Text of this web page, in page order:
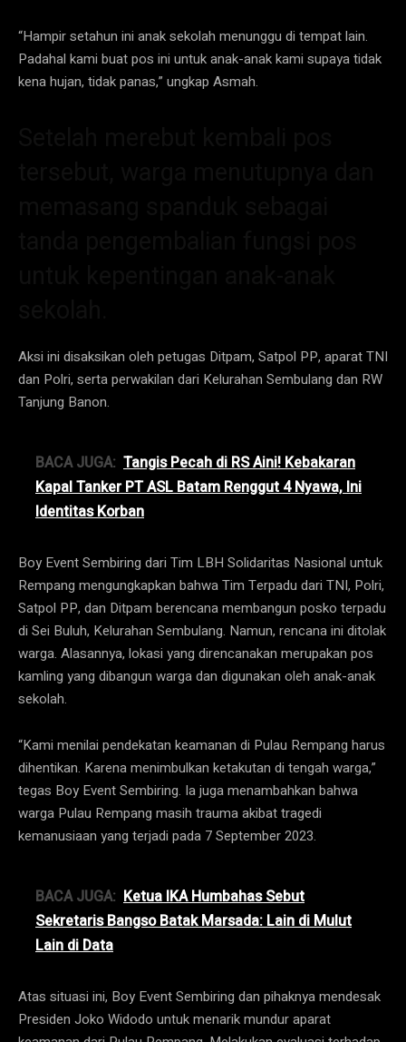
“Hampir setahun ini anak sekolah menunggu di tempat lain.
Padahal kami buat pos ini untuk anak-anak kami supaya tidak
kena hujan, tidak panas,” ungkap Asmah.
Aksi ini disaksikan oleh petugas Ditpam, Satpol PP, aparat TNI
dan Polri, serta perwakilan dari Kelurahan Sembulang dan RW
Tanjung Banon.
BACA JUGA: Tangis Pecah di RS Aini! Kebakaran
Kapal Tanker PT ASL Batam Renggut 4 Nyawa, Ini
Identitas Korban
Boy Event Sembiring dari Tim LBH Solidaritas Nasional untuk
Rempang mengungkapkan bahwa Tim Terpadu dari TNI, Polri,
Satpol PP, dan Ditpam berencana membangun posko terpadu
di Sei Buluh, Kelurahan Sembulang. Namun, rencana ini ditolak
warga. Alasannya, lokasi yang direncanakan merupakan pos
kamling yang dibangun warga dan digunakan oleh anak-anak
sekolah.
“Kami menilai pendekatan keamanan di Pulau Rempang harus
dihentikan. Karena menimbulkan ketakutan di tengah warga,”
tegas Boy Event Sembiring. Ia juga menambahkan bahwa
warga Pulau Rempang masih trauma akibat tragedi
kemanusiaan yang terjadi pada 7 September 2023.
BACA JUGA: Ketua IKA Humbahas Sebut
Sekretaris Bangso Batak Marsada: Lain di Mulut
Lain di Data
Atas situasi ini, Boy Event Sembiring dan pihaknya mendesak
Presiden Joko Widodo untuk menarik mundur aparat